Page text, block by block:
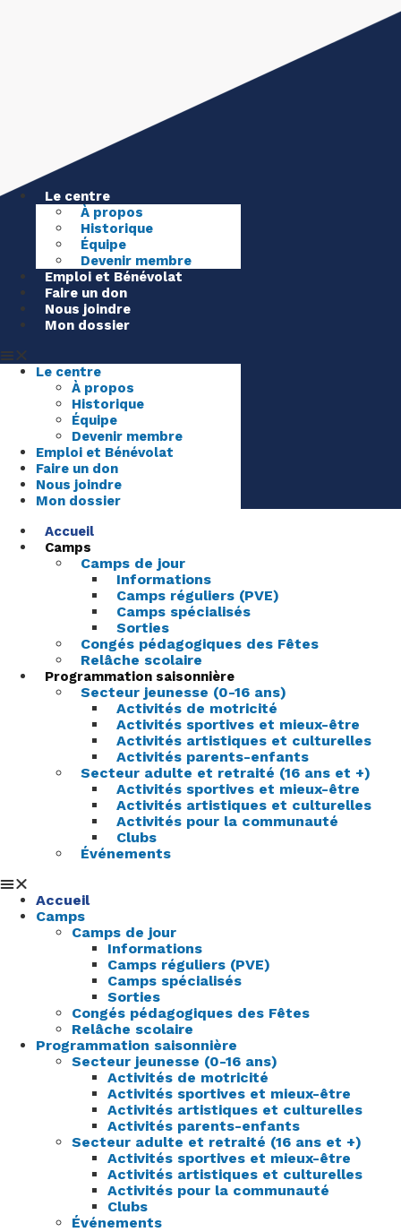
Le centre
À propos
Historique
Équipe
Devenir membre
Emploi et Bénévolat
Faire un don
Nous joindre
Mon dossier
Le centre
À propos
Historique
Équipe
Devenir membre
Emploi et Bénévolat
Faire un don
Nous joindre
Mon dossier
Accueil
Camps
Camps de jour
Informations
Camps réguliers (PVE)
Camps spécialisés
Sorties
Congés pédagogiques des Fêtes
Relâche scolaire
Programmation saisonnière
Secteur jeunesse (0-16 ans)
Activités de motricité
Activités sportives et mieux-être
Activités artistiques et culturelles
Activités parents-enfants
Secteur adulte et retraité (16 ans et +)
Activités sportives et mieux-être
Activités artistiques et culturelles
Activités pour la communauté
Clubs
Événements
Accueil
Camps
Camps de jour
Informations
Camps réguliers (PVE)
Camps spécialisés
Sorties
Congés pédagogiques des Fêtes
Relâche scolaire
Programmation saisonnière
Secteur jeunesse (0-16 ans)
Activités de motricité
Activités sportives et mieux-être
Activités artistiques et culturelles
Activités parents-enfants
Secteur adulte et retraité (16 ans et +)
Activités sportives et mieux-être
Activités artistiques et culturelles
Activités pour la communauté
Clubs
Événements